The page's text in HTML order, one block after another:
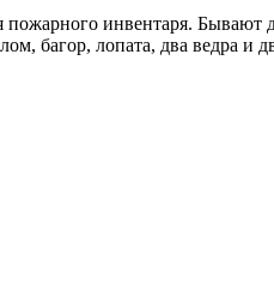
пожарного инвентаря.
багор, лопата, два ведра и